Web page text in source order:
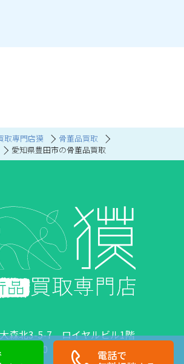
電話で
取専門店獏
骨董品買取
愛知県豊田市の骨董品買取
森北3-5-7 ロイヤルビル1階
～18:00 定休日：日曜日・祝日